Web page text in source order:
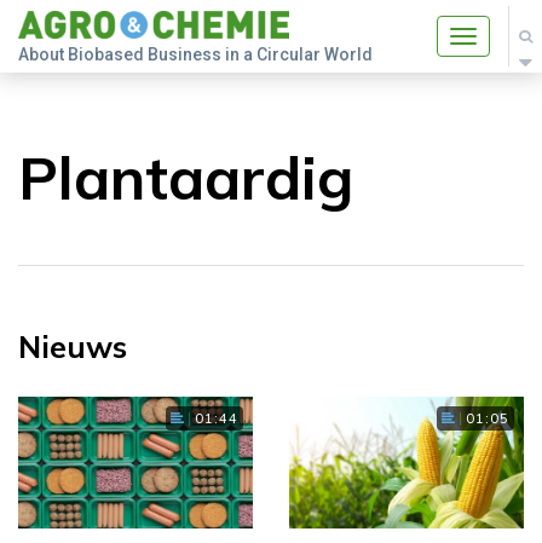
Toggle
About Biobased Business in a Circular World
Plantaardig
Nieuws
01:44 01:05